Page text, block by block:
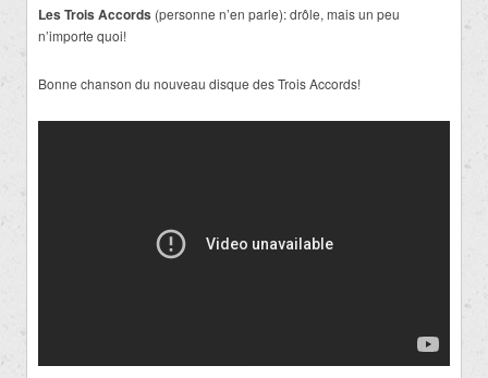
Les Trois Accords (personne n’en parle): drôle, mais un peu
n’importe quoi!
Bonne chanson du nouveau disque des Trois Accords!